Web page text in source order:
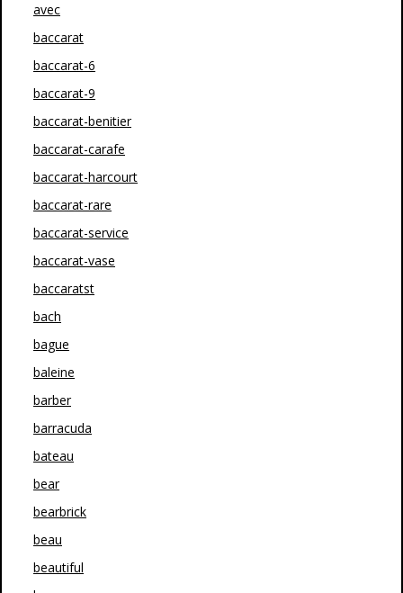
avec
baccarat
baccarat-6
baccarat-9
baccarat-benitier
baccarat-carafe
baccarat-harcourt
baccarat-rare
baccarat-service
baccarat-vase
baccaratst
bach
bague
baleine
barber
barracuda
bateau
bear
bearbrick
beau
beautiful